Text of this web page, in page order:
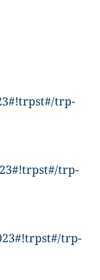
trp-
trp-
trp-